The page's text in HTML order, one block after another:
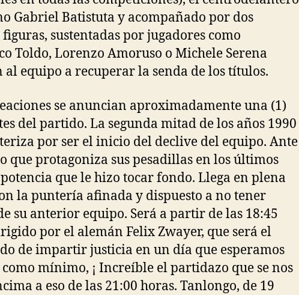
Gabriel Batistuta y acompañado por dos
sustentadas por jugadores como
Toldo, Lorenzo Amoruso o Michele Serena
equipo a recuperar la senda de los títulos.
se anuncian aproximadamente una (1)
del partido. La segunda mitad de los años 1990
por ser el inicio del declive del equipo. Ante
que protagoniza sus pesadillas en los últimos
que le hizo tocar fondo. Llega en plena
la puntería afinada y dispuesto a no tener
su anterior equipo. Será a partir de las 18:45
por el alemán Felix Zwayer, que será el
de impartir justicia en un día que esperamos
como mínimo, ¡ Increíble el partidazo que se nos
a eso de las 21:00 horas. Tanlongo, de 19